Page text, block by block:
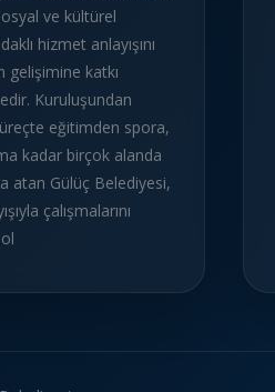
ve kültürel
hizmet anlayışını
gelişimine katkı
Kuruluşundan
eğitimden spora,
kadar birçok alanda
atan Gülüç Belediyesi,
çalışmalarını